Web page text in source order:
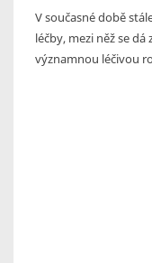
V současné době
léčby, mezi něž se
významnou léčivou